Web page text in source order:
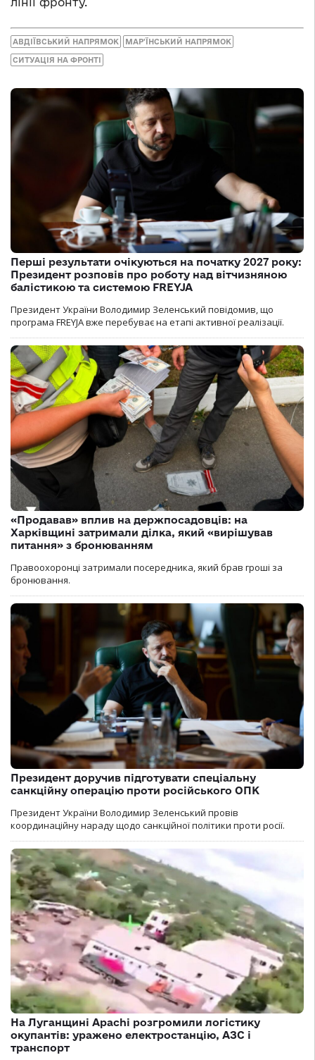
АВДІЇВСЬКИЙ НАПРЯМОК МАР'ЇНСЬКИЙ НАПРЯМОК
СИТУАЦІЯ НА ФРОНТІ
Перші результати очікуються на початку 2027 року:
Президент розповів про роботу над вітчизняною
балістикою та системою FREYJA
Президент України Володимир Зеленський повідомив, що
програма FREYJA вже перебуває на етапі активної реалізації.
«Продавав» вплив на держпосадовців: на
Харківщині затримали ділка, який «вирішував
питання» з бронюванням
Правоохоронці затримали посередника, який брав гроші за
бронювання.
Президент доручив підготувати спеціальну
санкційну операцію проти російського ОПК
Президент України Володимир Зеленський провів
координаційну нараду щодо санкційної політики проти росії.
На Луганщині Apachi розгромили логістику
окупантів: уражено електростанцію, АЗС і
транспорт